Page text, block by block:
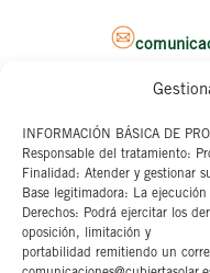
INFORMACIÓN BÁSICA DE
Responsable del tratamiento:
Finalidad: Atender y gestionar
Base legitimadora: La
Derechos: Podrá ejercitar los
oposición, limitación y
portabilidad remitiendo un
C/